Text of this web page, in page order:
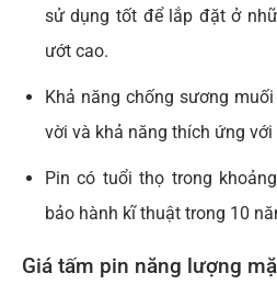
sử dụng tốt để lắp đặt ở
ướt cao.
Khả năng chống sương
vời và khả năng thích ứng
Pin có tuổi thọ trong
bảo hành kĩ thuật trong 10
Giá tấm pin năng lượng